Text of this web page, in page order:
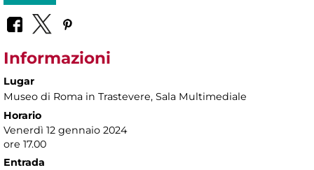
Informazioni
Lugar
Museo di Roma in Trastevere, Sala Multimediale
Horario
Venerdì 12 gennaio 2024
ore 17.00
Entrada